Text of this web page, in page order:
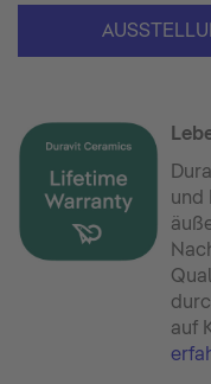
und
auf